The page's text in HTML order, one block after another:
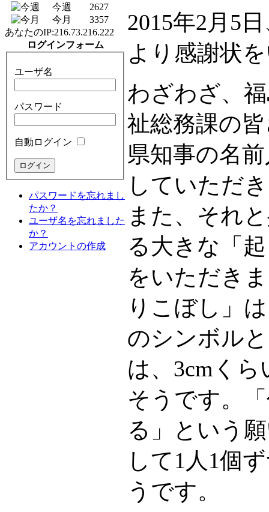
今週
2627
今月
3357
あなたのIP:216.73.216.222
ログインフォーム
ユーザ名
パスワード
自動ログイン
パスワードを忘れまし
たか？
ユーザ名を忘れました
か？
アカウントの作成
2015年2月5
より感謝状
わざわざ、
祉総務課の
県知事の名
していただ
また、それ
る大きな「
をいただき
りこぼし」
のシンボル
は、3cmく
そうです。
る」という
して1人1個
うです。